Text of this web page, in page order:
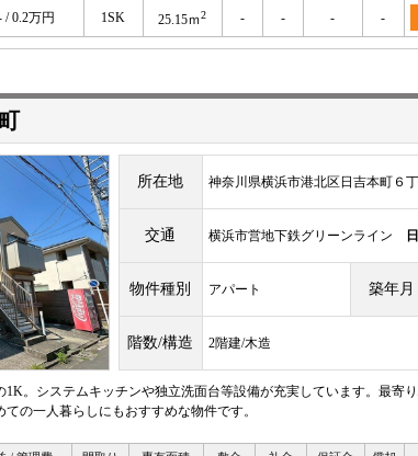
/ 0.2万円 1SK 25.15ｍ2 - - - -
所在地 神奈川県横浜市港北区日吉本町６
交通 横浜市営地下鉄グリーンライン
物件種別 アパート 築年月
階数/構造 2階建/木造
1K。システムキッチンや独立洗面台等設備が充実しています。最寄
の一人暮らしにもおすすめな物件です。